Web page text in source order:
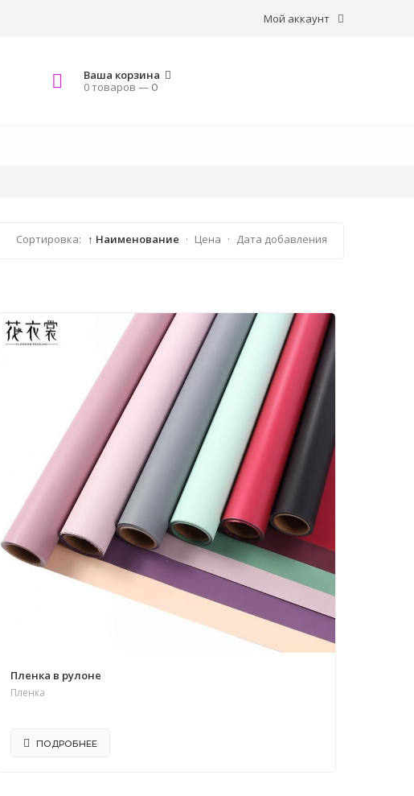
Мой аккаунт
Ваша корзина
0 товаров —0
Сортировка: ↑ Наименование · Цена · Дата добавления
Пленка в рулоне
Пленка
ПОДРОБНЕЕ